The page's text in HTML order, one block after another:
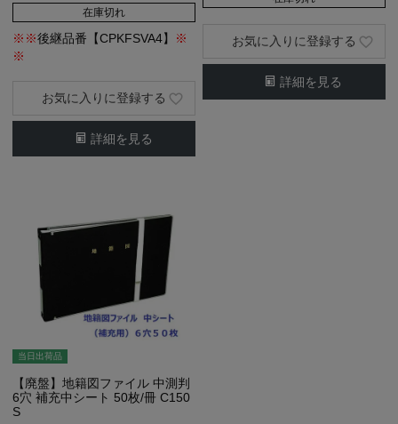
在庫切れ
※※後継品番【CPKFSVA4】
※
※
詳細を見る
お気に入りに登録する
詳細を見る
お気に入りに登録する
当日出荷品
【廃盤】地籍図ファイル 中測判
6穴 補充中シート 50枚/冊 C150
S